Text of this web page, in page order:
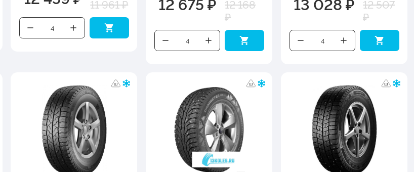
11 961 ₽
12 168
₽
12 507
₽